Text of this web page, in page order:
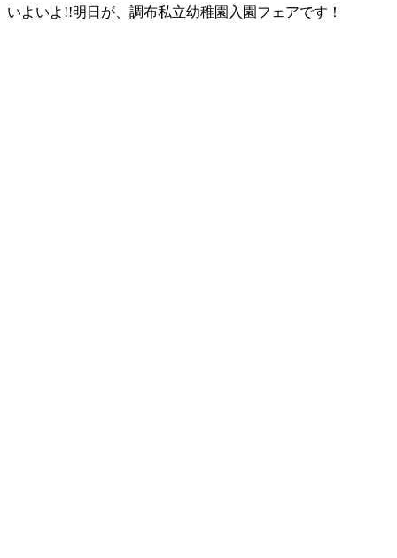
いよいよ!!明日が、調布私立幼稚園入園フェアです！